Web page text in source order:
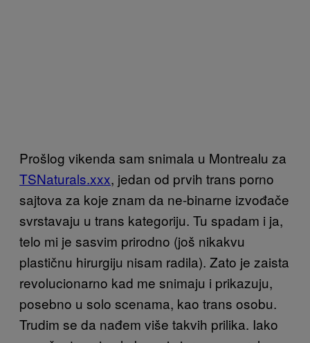
Prošlog vikenda sam snimala u Montrealu za
TSNaturals.xxx, jedan od prvih trans porno
sajtova za koje znam da ne-binarne izvođače
svrstavaju u trans kategoriju. Tu spadam i ja,
telo mi je sasvim prirodno (još nikakvu
plastičnu hirurgiju nisam radila). Zato je zaista
revolucionarno kad me snimaju i prikazuju,
posebno u solo scenama, kao trans osobu.
Trudim se da nađem više takvih prilika. Iako